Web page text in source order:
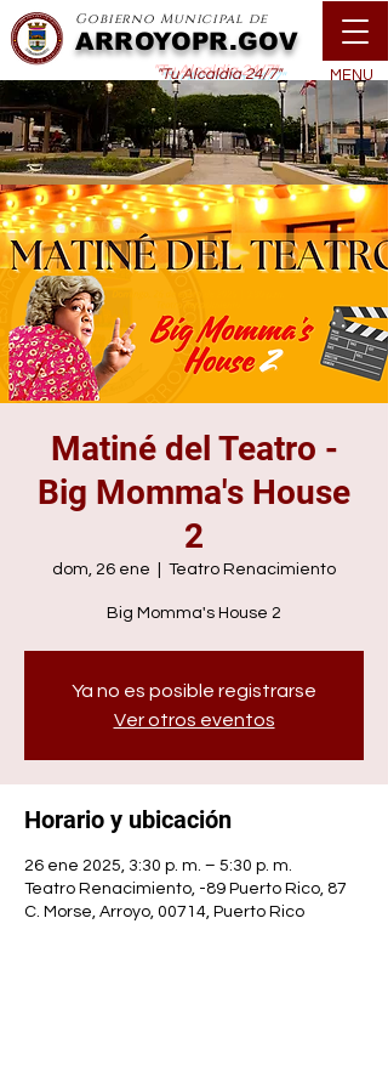
Gobierno Municipal de
ARROYOPR.GOV
"Tu Alcaldía 24/7" MENU
Matiné del Teatro -
Big Momma's House
2
dom, 26 ene Teatro Renacimiento
Big Momma's House 2
Ya no es posible registrarse
Ver otros eventos
Horario y ubicación
26 ene 2025, 3:30 p. m. – 5:30 p. m.
Teatro Renacimiento, -89 Puerto Rico, 87
C. Morse, Arroyo, 00714, Puerto Rico